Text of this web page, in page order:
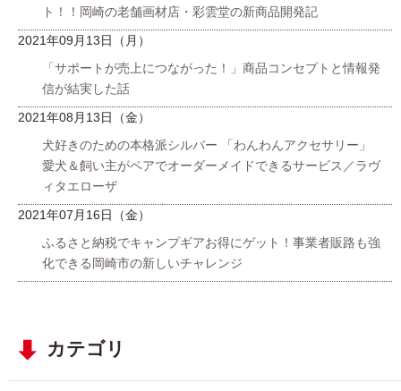
ト！！岡崎の老舗画材店・彩雲堂の新商品開発記
2021年09月13日（月）
「サポートが売上につながった！」商品コンセプトと情報発
信が結実した話
2021年08月13日（金）
犬好きのための本格派シルバー 「わんわんアクセサリー」
愛犬＆飼い主がペアでオーダーメイドできるサービス／ラヴ
ィタエローザ
2021年07月16日（金）
ふるさと納税でキャンプギアお得にゲット！事業者販路も強
化できる岡崎市の新しいチャレンジ
カテゴリ